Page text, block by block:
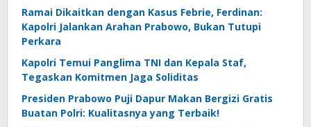
Ramai Dikaitkan dengan Kasus Febrie, Ferdinan:
Kapolri Jalankan Arahan Prabowo, Bukan Tutupi
Perkara
Kapolri Temui Panglima TNI dan Kepala Staf,
Tegaskan Komitmen Jaga Soliditas
Presiden Prabowo Puji Dapur Makan Bergizi Gratis
Buatan Polri: Kualitasnya yang Terbaik!